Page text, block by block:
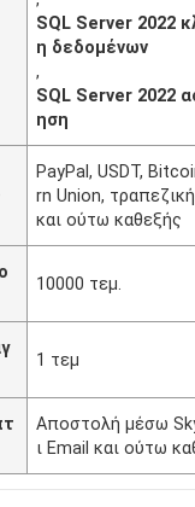
SQL Server 2022
η δεδομένων
,
SQL Server 2022
ηση
PayPal, USDT,
rn Union,
και ούτω καθεξής
10000 τεμ.
1 τεμ
Αποστολή μέσω
ι Email και ούτω